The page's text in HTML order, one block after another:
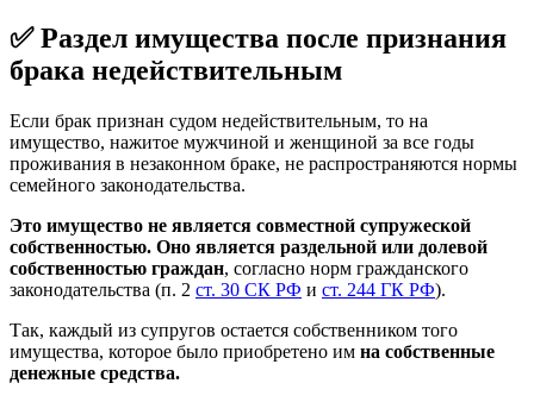
✅ Раздел имущества после признания
брака недействительным
Если брак признан судом недействительным, то на
имущество, нажитое мужчиной и женщиной за все годы
проживания в незаконном браке, не распространяются нормы
семейного законодательства.
Это имущество не является совместной супружеской
собственностью. Оно является раздельной или долевой
собственностью граждан, согласно норм гражданского
законодательства (п. 2 ст. 30 СК РФ и ст. 244 ГК РФ).
Так, каждый из супругов остается собственником того
имущества, которое было приобретено им на собственные
денежные средства.